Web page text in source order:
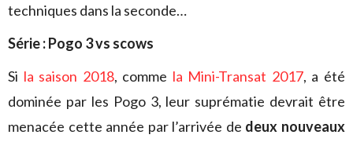
techniques dans la seconde…
Série : Pogo 3 vs scows
Si la saison 2018, comme la Mini-Transat 2017, a été
dominée par les Pogo 3, leur suprématie devrait être
menacée cette année par l’arrivée de deux nouveaux